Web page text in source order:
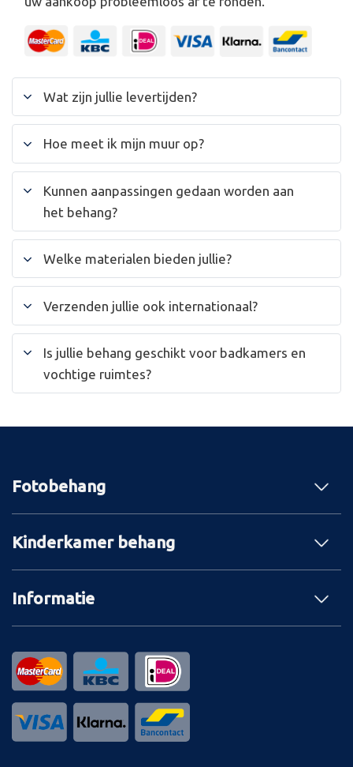
Wat zijn jullie levertijden?
Hoe meet ik mijn muur op?
Kunnen aanpassingen gedaan worden aan
het behang?
Welke materialen bieden jullie?
Verzenden jullie ook internationaal?
Is jullie behang geschikt voor badkamers en
vochtige ruimtes?
Fotobehang
Kinderkamer behang
Informatie